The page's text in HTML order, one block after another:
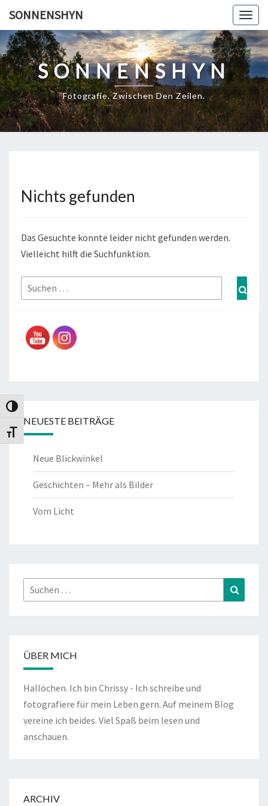
Umschalten auf hohe Kontraste
Schrift vergrößern
content
SONNENSHYN
SONNENSHYN
Fotografie. Zwischen Den Zeilen.
Nichts
Nichts gefunden
Das Gesuchte konnte leider nicht gefunden werden.
Vielleicht hilft die Suchfunktion.
Suchen
nach:
NEUESTE BEITRÄGE
Neue Blickwinkel
Geschichten – Mehr als Bilder
Vom Licht
Suchen
nach:
ÜBER MICH
Hallöchen. Ich bin Chrissy - Ich schreibe und
fotografiere für mein Leben gern. Auf meinem Blog
vereine ich beides. Viel Spaß beim lesen und
anschauen.
ARCHIV